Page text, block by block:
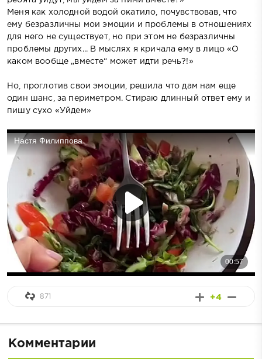
Меня как холодной водой окатило, почувствовав, что
ему безразличны мои эмоции и проблемы в отношениях
для него не существует, но при этом не безразличны
проблемы других... В мыслях я кричала ему в лицо «О
каком вообще „вместе“ может идти речь?!»
Но, проглотив свои эмоции, решила что дам нам еще
один шанс, за периметром. Стираю длинный ответ ему и
пишу сухо «Уйдем»
+4
871
Комментарии